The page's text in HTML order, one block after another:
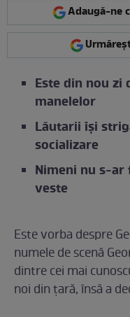
Adaugă-ne
Este din nou zi
manelelor
Lăutarii își
socializare
Nimeni nu s-ar
veste
Este vorba despre
numele de scenă
dintre cei mai
noi din țară, însă a